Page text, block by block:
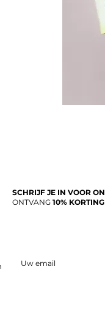
SCHRIJF JE IN VOOR
ONTVANG 10%